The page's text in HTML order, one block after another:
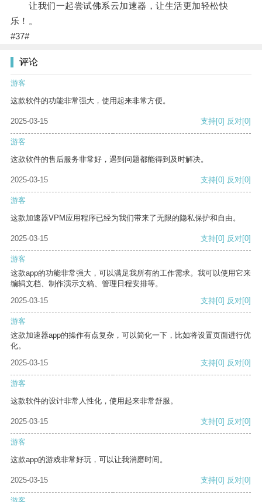
让我们一起尝试佛系云加速器，让生活更加轻松快
乐！。
#37#
评论
游客
这款软件的功能非常强大，使用起来非常方便。
2025-03-15 支持[0] 反对[0]
游客
这款软件的售后服务非常好，遇到问题都能得到及时解决。
2025-03-15 支持[0] 反对[0]
游客
这款加速器VPM应用程序已经为我们带来了无限的隐私保护和自由。
2025-03-15 支持[0] 反对[0]
游客
这款app的功能非常强大，可以满足我所有的工作需求。我可以使用它来
编辑文档、制作演示文稿、管理日程安排等。
2025-03-15
支持[0] 反对[0]
游客
这款加速器app的操作有点复杂，可以简化一下，比如将设置页面进行优
化。
2025-03-15
支持[0] 反对[0]
游客
这款软件的设计非常人性化，使用起来非常舒服。
2025-03-15 支持[0] 反对[0]
游客
这款app的游戏非常好玩，可以让我消磨时间。
2025-03-15 支持[0] 反对[0]